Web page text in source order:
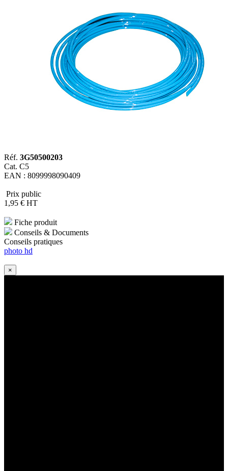
Réf. 3G50500203
Cat. C5
EAN : 8099998090409
Prix public
1 ,95 € HT
Fiche produit
Conseils & Documents
Conseils pratiques
photo hd
×